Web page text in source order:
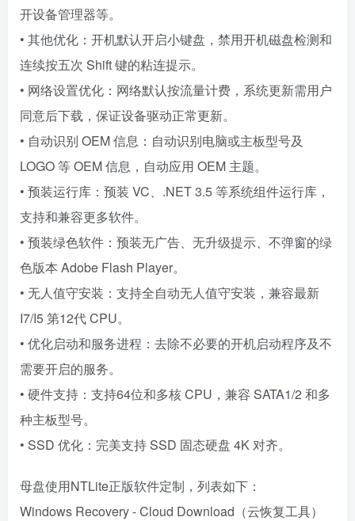
开设备管理器等。
• 其他优化：开机默认开启小键盘，禁用开机磁盘检测和
连续按五次 Shift 键的粘连提示。
• 网络设置优化：网络默认按流量计费，系统更新需用户
同意后下载，保证设备驱动正常更新。
• 自动识别 OEM 信息：自动识别电脑或主板型号及
LOGO 等 OEM 信息，自动应用 OEM 主题。
• 预装运行库：预装 VC、.NET 3.5 等系统组件运行库，
支持和兼容更多软件。
• 预装绿色软件：预装无广告、无升级提示、不弹窗的绿
色版本 Adobe Flash Player。
• 无人值守安装：支持全自动无人值守安装，兼容最新
I7/I5 第12代 CPU。
• 优化启动和服务进程：去除不必要的开机启动程序及不
需要开启的服务。
• 硬件支持：支持64位和多核 CPU，兼容 SATA1/2 和多
种主板型号。
• SSD 优化：完美支持 SSD 固态硬盘 4K 对齐。
母盘使用NTLite正版软件定制，列表如下：
Windows Recovery - Cloud Download（云恢复工具）